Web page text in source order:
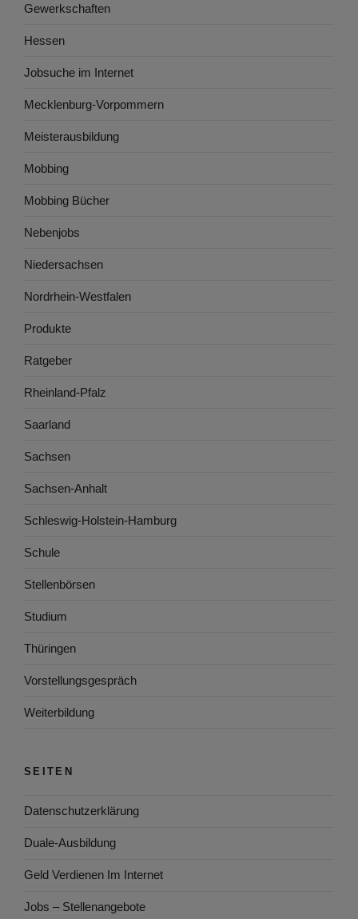
Gewerkschaften
Hessen
Jobsuche im Internet
Mecklenburg-Vorpommern
Meisterausbildung
Mobbing
Mobbing Bücher
Nebenjobs
Niedersachsen
Nordrhein-Westfalen
Produkte
Ratgeber
Rheinland-Pfalz
Saarland
Sachsen
Sachsen-Anhalt
Schleswig-Holstein-Hamburg
Schule
Stellenbörsen
Studium
Thüringen
Vorstellungsgespräch
Weiterbildung
SEITEN
Datenschutzerklärung
Duale-Ausbildung
Geld Verdienen Im Internet
Jobs – Stellenangebote